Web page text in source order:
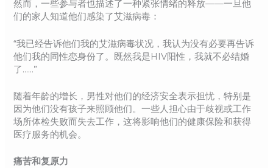
然而，一些参与者也描述了一种紧张情绪的释放——一旦他
们的家人知道他们感染了艾滋病毒：
“我已经告诉他们我的艾滋病毒状况，我认为没有必要再告诉
他们我的同性恋身份了。既然我是HIV阳性，我就不必结婚
了……”
随着年龄的增长，男性对他们的经济安全表示担忧，特别是
因为他们没有孩子来照顾他们。一些人担心由于歧视或工作
场所体检失败而失去工作，这将影响他们的健康保险和获得
医疗服务的机会。
痛苦和复原力